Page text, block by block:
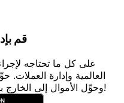
قم
العالمية وإدارة العملات.
وحوِّل الأموال إلى الخارج بدون رسوم خفية. قم بالتحميل اليوم!